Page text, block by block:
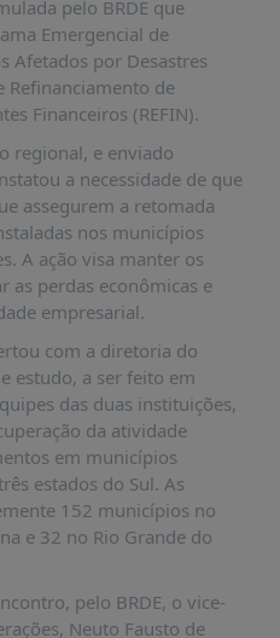
pelo BRDE que
Emergencial de
Afetados por Desastres
Refinanciamento de
Financeiros (REFIN).
regional, e enviado
a necessidade de que
assegurem a retomada
nos municípios
A ação visa manter os
as perdas econômicas e
empresarial.
com a diretoria do
estudo, a ser feito em
das duas instituições,
da atividade
em municípios
estados do Sul. As
152 municípios no
e 32 no Rio Grande do
pelo BRDE, o vice-
Neuto Fausto de